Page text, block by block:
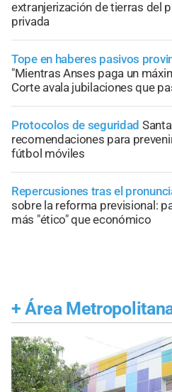
extranjerización de tierras del
privada
Tope en haberes pasivos
"Mientras Anses paga un
Corte avala jubilaciones que
Protocolos de seguridad
recomendaciones para
fútbol móviles
Repercusiones tras el
sobre la reforma previsional:
más "ético" que económico
+ Área